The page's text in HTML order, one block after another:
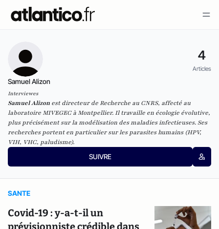
4
Articles
Samuel Alizon
Interviewes
Samuel Alizon est directeur de Recherche au CNRS, affecté au
laboratoire MIVEGEC à Montpellier. Il travaille en écologie évolutive,
plus précisément sur la modélisation des maladies infectieuses. Ses
recherches portent en particulier sur les parasites humains (HPV,
VIH, VHC, paludisme).
SUIVRE
SANTE
Covid-19 : y-a-t-il un
prévisionniste crédible dans